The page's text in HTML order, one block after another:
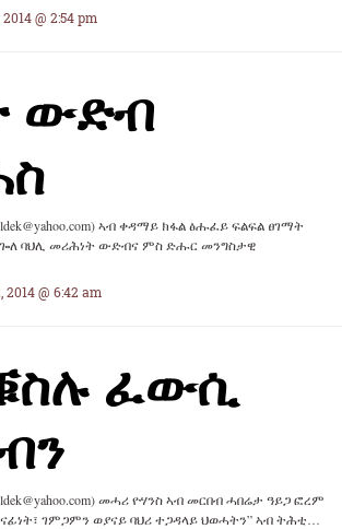
@ 2:54 pm
ውድብ
ኣብ ቀዳማይ ክፋል ፅሑፈይ ፍልፍል ፀገማት
ባህሊ መሪሕነት ውድብና ምስ ድሑር መንግስታዊ
2014 @ 6:42 am
ፈውሲ
መሓሪ ዮሃንስ ኣብ መርበብ ሓበሬታ ዓይጋ ፎረም
ገምጋምን ወያናይ ባህሪ ተጋዳላይ ህወሓትን” ኣብ ትሕቲ…